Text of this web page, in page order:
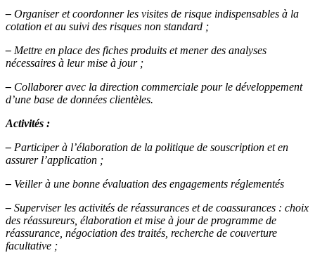
– Organiser et coordonner les visites de risque indispensables à la
cotation et au suivi des risques non standard ;
– Mettre en place des fiches produits et mener des analyses
nécessaires à leur mise à jour ;
– Collaborer avec la direction commerciale pour le développement
d’une base de données clientèles.
Activités :
– Participer à l’élaboration de la politique de souscription et en
assurer l’application ;
– Veiller à une bonne évaluation des engagements réglementés
– Superviser les activités de réassurances et de coassurances : choix
des réassureurs, élaboration et mise à jour de programme de
réassurance, négociation des traités, recherche de couverture
facultative ;